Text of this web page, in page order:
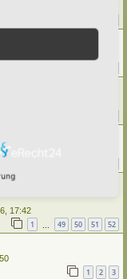
10:32
17:42
1 49 50 51 52
1 2 3